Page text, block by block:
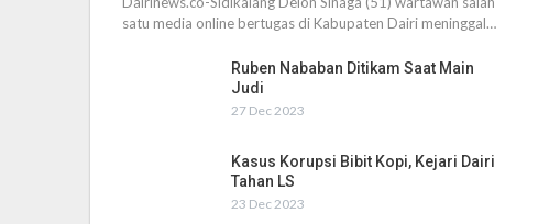
satu media online bertugas di Kabupaten Dairi meninggal…
Ruben Nababan Ditikam Saat Main
Judi
27 Dec 2023
Kasus Korupsi Bibit Kopi, Kejari Dairi
Tahan LS
23 Dec 2023